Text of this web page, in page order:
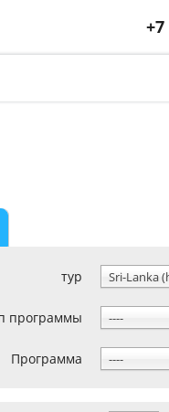
+7
тур Sri-Lanka
программы ----
Программа ----